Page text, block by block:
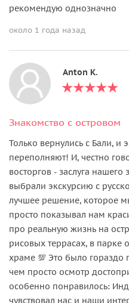
рекомендую однозначно
около 1 года назад
Anton K.
Знакомство с островом
Только вернулись с Бали, и
переполняют! И, честно
восторгов - заслуга
выбрали экскурсию с
лучшее решение, которое
просто показывал нам
про реальную жизнь на
рисовых террасах, в парке
храме 💯 Это было гораздо
чем просто осмотр
особенно понравилось:
чувствовал нас и наши